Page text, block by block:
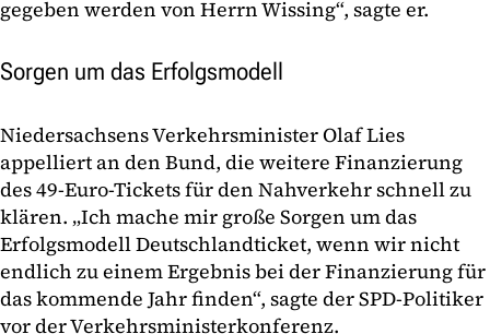
gegeben werden von Herrn Wissing“, sagte er.
Sorgen um das Erfolgsmodell
Niedersachsens Verkehrsminister Olaf Lies
appelliert an den Bund, die weitere Finanzierung
des 49-Euro-Tickets für den Nahverkehr schnell zu
klären. „Ich mache mir große Sorgen um das
Erfolgsmodell Deutschlandticket, wenn wir nicht
endlich zu einem Ergebnis bei der Finanzierung für
das kommende Jahr finden“, sagte der SPD-Politiker
vor der Verkehrsministerkonferenz.